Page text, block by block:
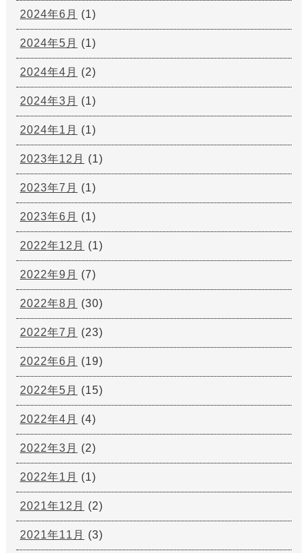
2024年6月 (1)
2024年5月 (1)
2024年4月 (2)
2024年3月 (1)
2024年1月 (1)
2023年12月 (1)
2023年7月 (1)
2023年6月 (1)
2022年12月 (1)
2022年9月 (7)
2022年8月 (30)
2022年7月 (23)
2022年6月 (19)
2022年5月 (15)
2022年4月 (4)
2022年3月 (2)
2022年1月 (1)
2021年12月 (2)
2021年11月 (3)